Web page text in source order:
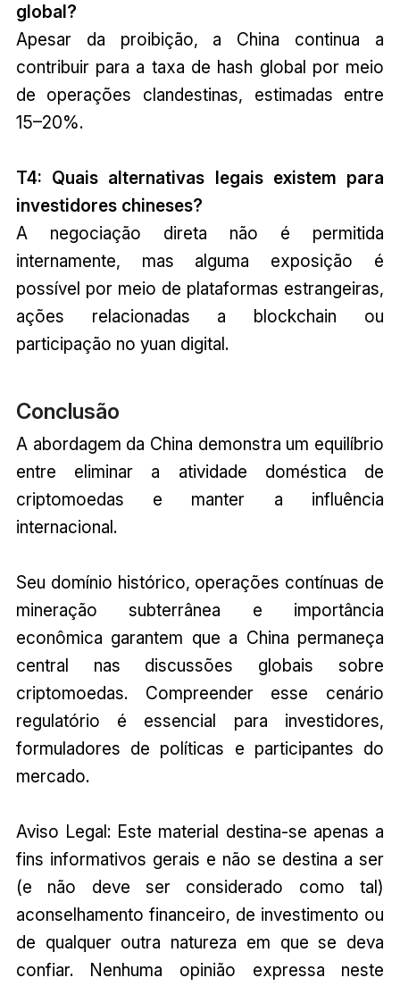
global?
Apesar da proibição, a China continua a
contribuir para a taxa de hash global por meio
de operações clandestinas, estimadas entre
15–20%.
T4: Quais alternativas legais existem para
investidores chineses?
A negociação direta não é permitida
internamente, mas alguma exposição é
possível por meio de plataformas estrangeiras,
ações relacionadas a blockchain ou
participação no yuan digital.
Conclusão
A abordagem da China demonstra um equilíbrio
entre eliminar a atividade doméstica de
criptomoedas e manter a influência
internacional.
Seu domínio histórico, operações contínuas de
mineração subterrânea e importância
econômica garantem que a China permaneça
central nas discussões globais sobre
criptomoedas. Compreender esse cenário
regulatório é essencial para investidores,
formuladores de políticas e participantes do
mercado.
Aviso Legal: Este material destina-se apenas a
fins informativos gerais e não se destina a ser
(e não deve ser considerado como tal)
aconselhamento financeiro, de investimento ou
de qualquer outra natureza em que se deva
confiar. Nenhuma opinião expressa neste